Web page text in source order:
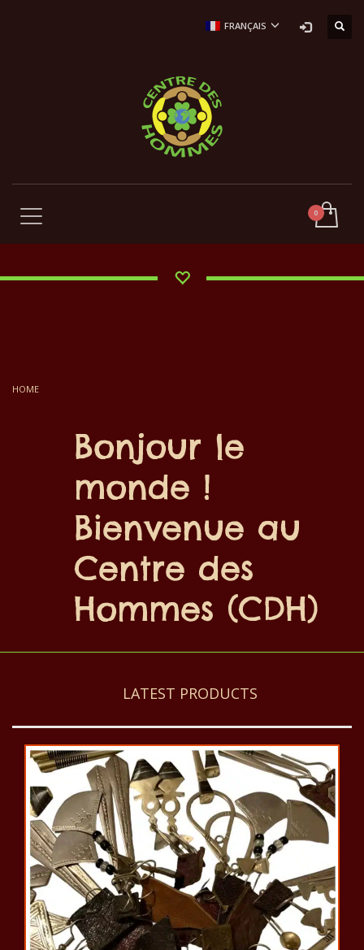
FRANÇAIS
HOME
Bonjour le
monde !
Bienvenue au
Centre des
Hommes (CDH)
LATEST PRODUCTS